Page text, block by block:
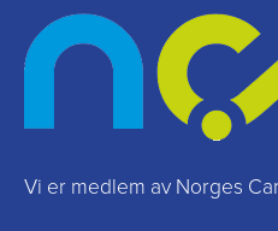
Vi er medlem av Norges